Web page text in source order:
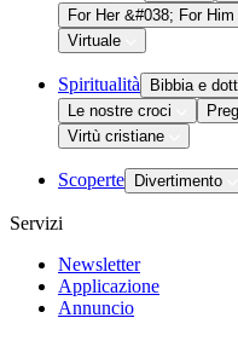
For Her &#038; For Him
Virtuale
Spiritualità Bibbia e
Le nostre croci
Virtù cristiane
Scoperte Divertimento
Servizi
Newsletter
Applicazione
Annuncio